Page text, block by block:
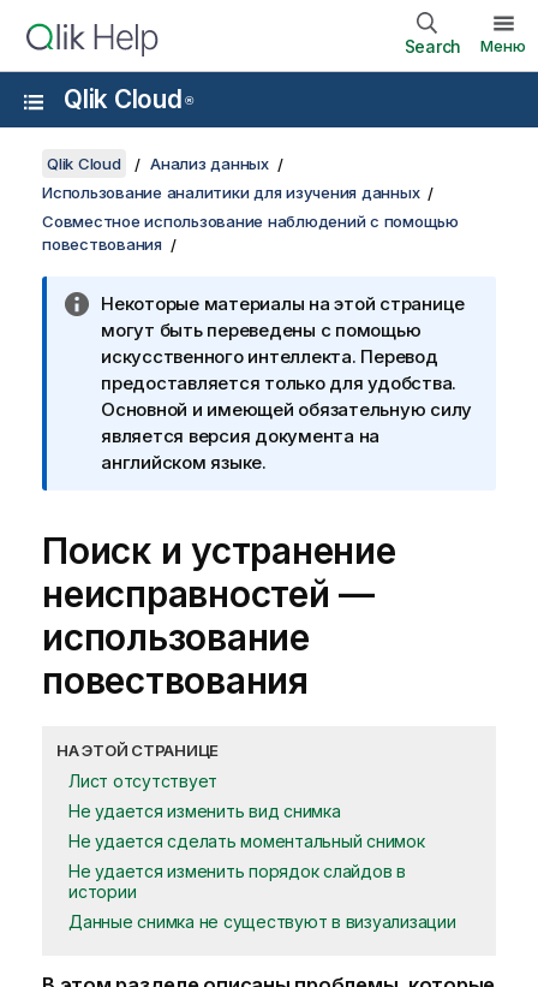
Search Меню
Qlik Cloud ®
Qlik Cloud
Анализ данных
Использование аналитики для изучения данных
Совместное использование наблюдений с помощью
повествования
Некоторые материалы на этой странице
могут быть переведены с помощью
искусственного интеллекта. Перевод
предоставляется только для удобства.
Основной и имеющей обязательную силу
является версия документа на
английском языке.
Поиск и устранение
неисправностей —
использование
повествования
НА ЭТОЙ СТРАНИЦЕ
Лист отсутствует
Не удается изменить вид снимка
Не удается сделать моментальный снимок
Не удается изменить порядок слайдов в
истории
Данные снимка не существуют в визуализации